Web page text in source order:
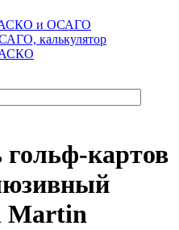
и ОСАГО
калькулятор
гольф-картов
Martin